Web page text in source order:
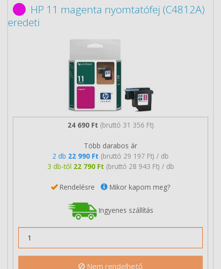
HP 11 magenta nyomtatófej (C4812A)
eredeti
24 690 Ft (bruttó 31 356 Ft)
Több darabos ár
2 db 22 990 Ft (bruttó 29 197 Ft) / db
3 db-tól 22 790 Ft (bruttó 28 943 Ft) / db
Rendelésre Mikor kapom meg?
Ingyenes szállítás
Nem rendelhető